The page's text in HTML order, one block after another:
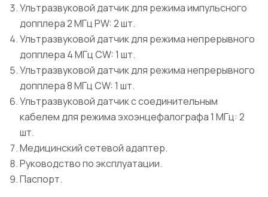
Ультразвуковой датчик для режима импульсного
допплера 2 МГц PW: 2 шт.
Ультразвуковой датчик для режима непрерывного
допплера 4 МГц CW: 1 шт.
Ультразвуковой датчик для режима непрерывного
допплера 8 МГц CW: 1 шт.
Ультразвуковой датчик с соединительным
кабелем для режима эхоэнцефалографа 1 МГц: 2
шт.
Медицинский сетевой адаптер.
Руководство по эксплуатации.
Паспорт.